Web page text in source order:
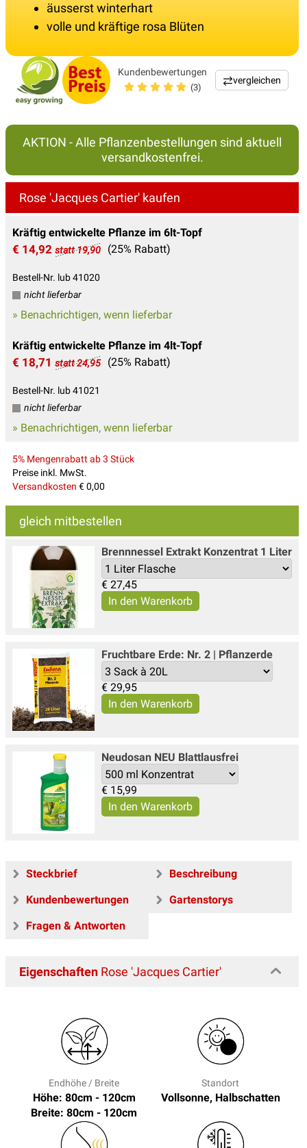
äusserst winterhart
volle und kräftige rosa Blüten
Kundenbewertungen
(3)
vergleichen
AKTION - Alle Pflanzenbestellungen sind aktuell
versandkostenfrei.
Rose 'Jacques Cartier' kaufen
Kräftig entwickelte Pflanze im 6lt-Topf
€ 14,92 statt 19,90 (25% Rabatt)
Bestell-Nr. lub 41020
nicht lieferbar
» Benachrichtigen, wenn lieferbar
Kräftig entwickelte Pflanze im 4lt-Topf
€ 18,71 statt 24,95 (25% Rabatt)
Bestell-Nr. lub 41021
nicht lieferbar
» Benachrichtigen, wenn lieferbar
5% Mengenrabatt ab 3 Stück
Preise inkl. MwSt.
Versandkosten € 0,00
gleich mitbestellen
Brennnessel Extrakt Konzentrat 1 Liter
€ 27,45
Fruchtbare Erde: Nr. 2 | Pflanzerde
€ 29,95
Neudosan NEU Blattlausfrei
€ 15,99
Steckbrief
Beschreibung
Kundenbewertungen
Gartenstorys
Fragen & Antworten
Eigenschaften Rose 'Jacques Cartier'
Endhöhe / Breite
Höhe: 80cm - 120cm
Breite: 80cm - 120cm
Standort
Vollsonne, Halbschatten